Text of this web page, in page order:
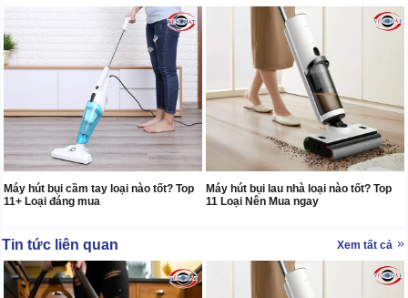
Máy hút bụi cầm tay loại nào tốt? Top
11+ Loại đáng mua
Máy hút bụi lau nhà loại nào tốt? Top
11 Loại Nên Mua ngay
Tin tức liên quan Xem tất cả